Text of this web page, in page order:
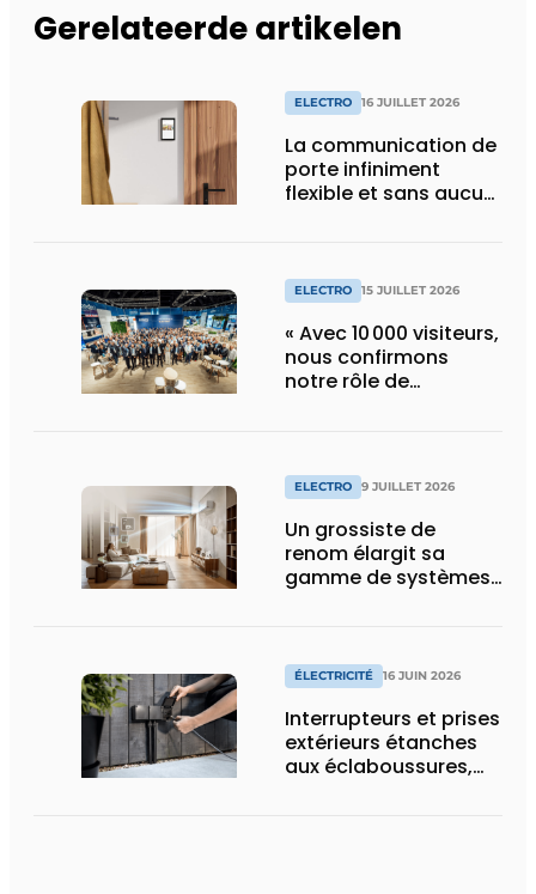
Gerelateerde artikelen
ELECTRO 16 JUILLET 2026
La communication de
porte infiniment
flexible et sans aucun
ELECTRO 15 JUILLET 2026
« Avec 10 000 visiteurs,
nous confirmons
notre rôle de
ELECTRO 9 JUILLET 2026
Un grossiste de
renom élargit sa
gamme de systèmes
marque premium
ÉLECTRICITÉ 16 JUIN 2026
Interrupteurs et prises
extérieurs étanches
aux éclaboussures,